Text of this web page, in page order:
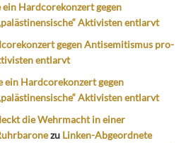
ein Hardcorekonzert gegen
Aktivisten entlarvt
gegen Antisemitismus pro-
entlarvt
ein Hardcorekonzert gegen
Aktivisten entlarvt
die Wehrmacht in einer
zu Linken-Abgeordnete